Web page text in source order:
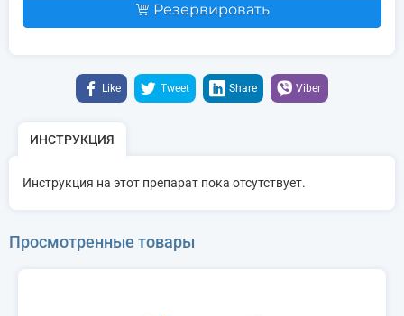
Резервировать
Like Tweet Share Viber
ИНСТРУКЦИЯ
Инструкция на этот препарат пока отсутствует.
Просмотренные товары